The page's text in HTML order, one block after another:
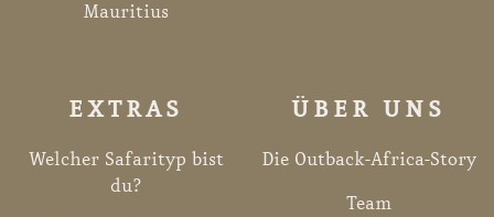
Mauritius
EXTRAS
Welcher Safarityp bist
du?
ÜBER UNS
Die Outback-Africa-Story
Team